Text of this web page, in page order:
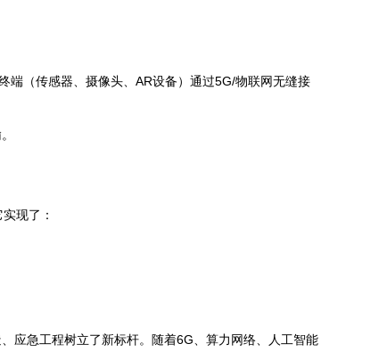
端（传感器、摄像头、AR设备）通过5G/物联网无缝接
实现了：
应急工程树立了新标杆。随着6G、算力网络、人工智能